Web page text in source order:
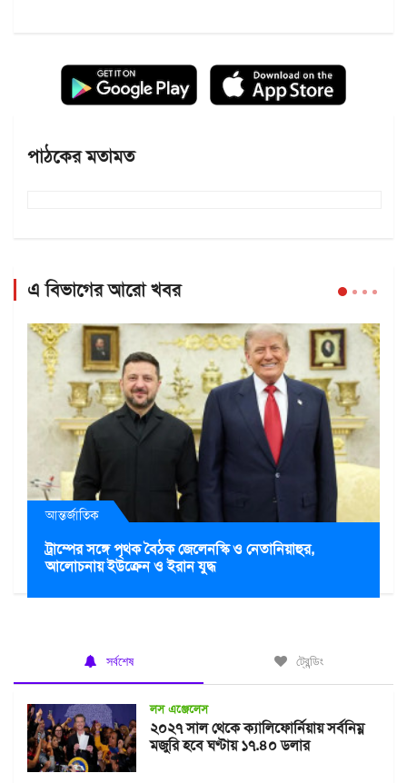
পাঠকের মতামত
এ বিভাগের আরো খবর
আন্তর্জাতিক
ট্রাম্পের সঙ্গে পৃথক বৈঠক জেলেনস্কি ও নেতানিয়াহুর,
আলোচনায় ইউক্রেন ও ইরান যুদ্ধ
সর্বশেষ ট্রেন্ডিং
লস এঞ্জেলেস
২০২৭ সাল থেকে ক্যালিফোর্নিয়ায় সর্বনিম্ন
মজুরি হবে ঘণ্টায় ১৭.৪০ ডলার